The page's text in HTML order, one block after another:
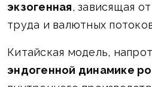
экзогенная, зависящая
труда и валютных
Китайская модель,
эндогенной динамике